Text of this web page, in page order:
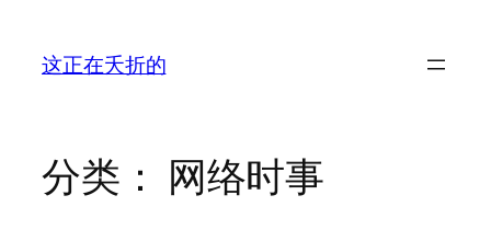
这正在夭折的
分类： 网络时事